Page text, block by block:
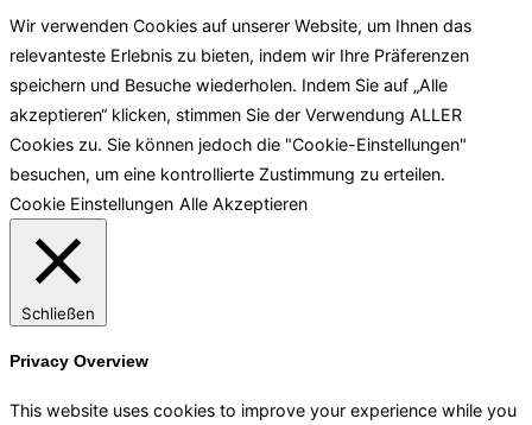
Wir verwenden Cookies auf unserer Website, um Ihnen das
relevanteste Erlebnis zu bieten, indem wir Ihre Präferenzen
speichern und Besuche wiederholen. Indem Sie auf „Alle
akzeptieren“ klicken, stimmen Sie der Verwendung ALLER
Cookies zu. Sie können jedoch die "Cookie-Einstellungen"
besuchen, um eine kontrollierte Zustimmung zu erteilen.
Cookie Einstellungen Alle Akzeptieren
Schließen
Privacy Overview
This website uses cookies to improve your experience while you